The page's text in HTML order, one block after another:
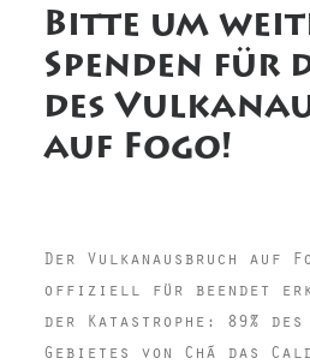
Land &
Bitte um
Spenden für
des
auf Fogo!
Der Vulkanausbruch auf
offiziell für beendet
der Katastrophe: 89%
Gebietes von Chã das